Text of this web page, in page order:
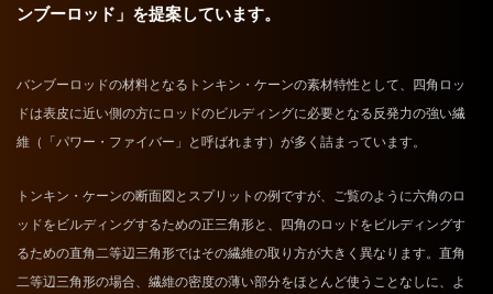
ンブーロッド」を提案しています。
バンブーロッドの材料となるトンキン・ケーンの素材特性として、四角ロッ
ドは表皮に近い側の方にロッドのビルディングに必要となる反発力の強い繊
維（「パワー・ファイバー」と呼ばれます）が多く詰まっています。
トンキン・ケーンの断面図とスプリットの例ですが、ご覧のように六角のロ
ッドをビルディングするための正三角形と、四角のロッドをビルディングす
るための直角二等辺三角形ではその繊維の取り方が大きく異なります。直角
二等辺三角形の場合、繊維の密度の薄い部分をほとんど使うことなしに、よ